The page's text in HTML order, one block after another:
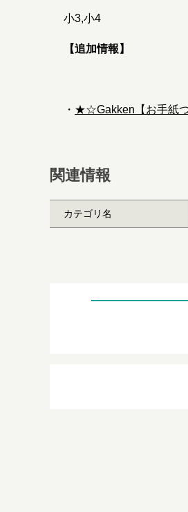
小3,小4
【追加情報】
・ ★☆Gakken【お手紙
関連情報
カテゴリ名